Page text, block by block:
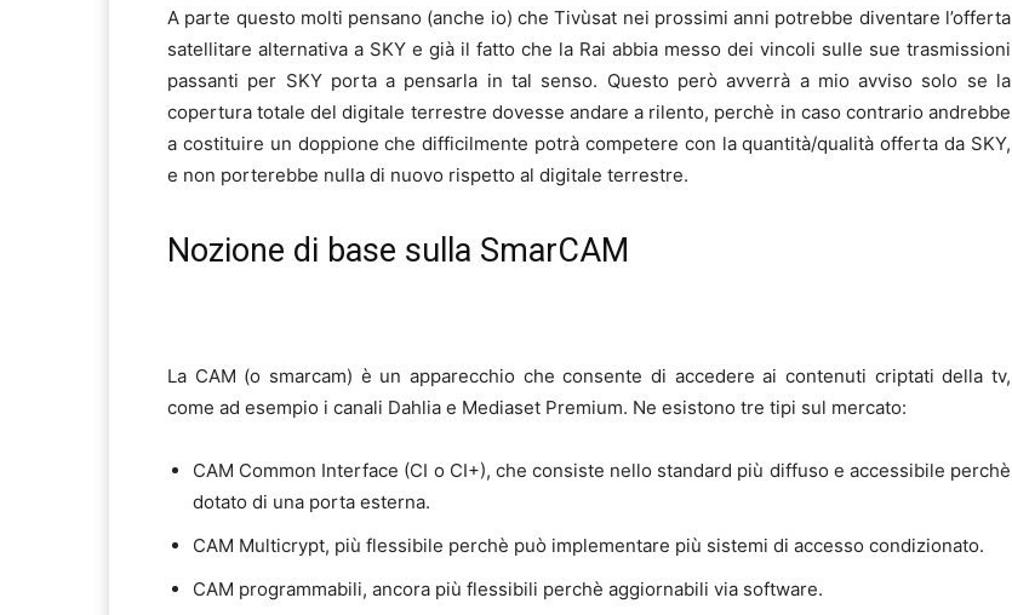
A parte questo molti pensano (anche io) che Tivùsat nei prossimi anni potrebbe diventare l’offerta
satellitare alternativa a SKY e già il fatto che la Rai abbia messo dei vincoli sulle sue trasmissioni
passanti per SKY porta a pensarla in tal senso. Questo però avverrà a mio avviso solo se la
copertura totale del digitale terrestre dovesse andare a rilento, perchè in caso contrario andrebbe
a costituire un doppione che difficilmente potrà competere con la quantità/qualità offerta da SKY,
e non porterebbe nulla di nuovo rispetto al digitale terrestre.
Nozione di base sulla SmarCAM
La CAM (o smarcam) è un apparecchio che consente di accedere ai contenuti criptati della tv,
come ad esempio i canali Dahlia e Mediaset Premium. Ne esistono tre tipi sul mercato:
CAM Common Interface (CI o CI+), che consiste nello standard più diffuso e accessibile perchè
dotato di una porta esterna.
CAM Multicrypt, più flessibile perchè può implementare più sistemi di accesso condizionato.
CAM programmabili, ancora più flessibili perchè aggiornabili via software.